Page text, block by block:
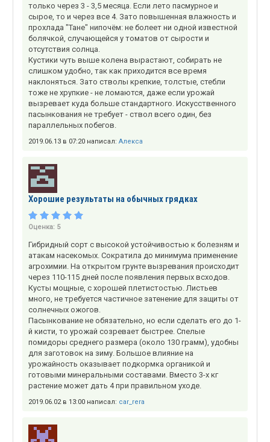
только через 3 - 3,5 месяца. Если лето пасмурное и
сырое, то и через все 4. Зато повышенная влажность и
прохлада "Тане" нипочём: не болеет ни одной известной
болячкой, случающейся у томатов от сырости и
отсутствия солнца.
Кустики чуть выше колена вырастают, собирать не
слишком удобно, так как приходится все время
наклоняться. Зато стволы крепкие, толстые, стебли
тоже не хрупкие - не ломаются, даже если урожай
вызревает куда больше стандартного. Искусственного
пасынкования не требует - ствол всего один, без
параллельных побегов.
2019.06.13 в 07:20 написал: Алекса
Хорошие результаты на обычных грядках
Оценка: 5
Гибридный сорт с высокой устойчивостью к болезням и
атакам насекомых. Сократила до минимума применение
агрохимии. На открытом грунте вызревания происходит
через 110-115 дней после появления первых всходов.
Кусты мощные, с хорошей плетистостью. Листьев
много, не требуется частичное затенение для защиты от
солнечных ожогов.
Пасынкование не обязательно, но если сделать его до 1-
й кисти, то урожай созревает быстрее. Спелые
помидоры среднего размера (около 130 грамм), удобны
для заготовок на зиму. Большое влияние на
урожайность оказывает подкормка органикой и
готовыми минеральными составами. Вместо 3-х кг
растение может дать 4 при правильном уходе.
2019.06.02 в 13:00 написал: car_rera